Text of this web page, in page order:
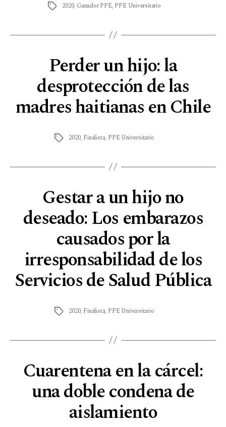
2020, Ganador PPE, PPE Universitario
Perder un hijo: la
desprotección de las
madres haitianas en Chile
2020, Finalista, PPE Universitario
Gestar a un hijo no
deseado: Los embarazos
causados por la
irresponsabilidad de los
Servicios de Salud Pública
2020, Finalista, PPE Universitario
Cuarentena en la cárcel:
una doble condena de
aislamiento